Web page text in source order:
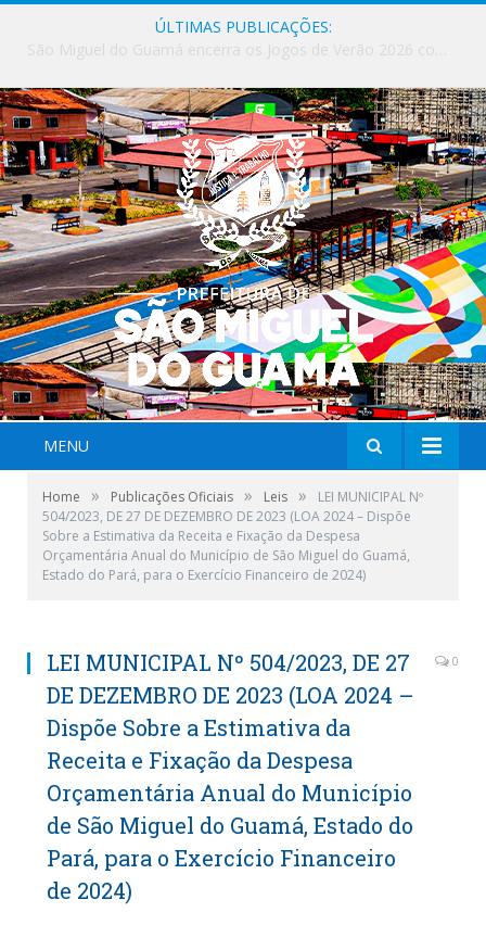
ÚLTIMAS PUBLICAÇÕES:
MENU
Home » Publicações Oficiais » Leis »
LEI MUNICIPAL Nº
504/2023, DE 27 DE DEZEMBRO DE 2023 (LOA 2024 – Dispõe
Sobre a Estimativa da Receita e Fixação da Despesa
Orçamentária Anual do Município de São Miguel do Guamá,
Estado do Pará, para o Exercício Financeiro de 2024)
LEI MUNICIPAL Nº 504/2023, DE 27
DE DEZEMBRO DE 2023 (LOA 2024 –
Dispõe Sobre a Estimativa da
Receita e Fixação da Despesa
Orçamentária Anual do Município
de São Miguel do Guamá, Estado do
Pará, para o Exercício Financeiro
de 2024)
0